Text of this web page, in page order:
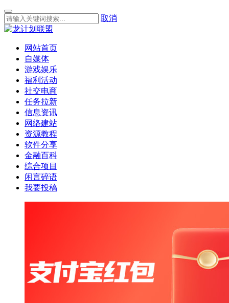
取消
网站首页
自媒体
游戏娱乐
福利活动
社交电商
任务拉新
信息资讯
网络建站
资源教程
软件分享
金融百科
综合项目
闲言碎语
我要投稿